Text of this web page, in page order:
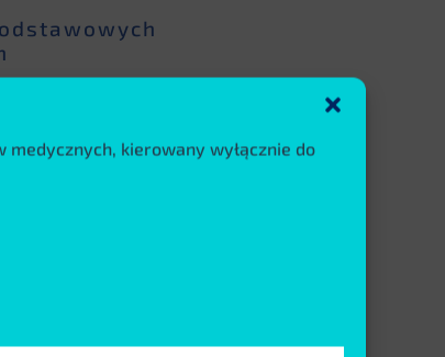
kierowany wyłącznie do
życiowych. Technologie pomiarowe
i oferują tryb pomiarów